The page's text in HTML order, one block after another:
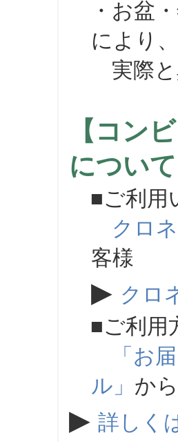
・お盆・
により
実際と
【コン
につい
■ご利用
クロ
客様
▶ クロ
■ご利用
「お
ル」 か
▶ 詳しく